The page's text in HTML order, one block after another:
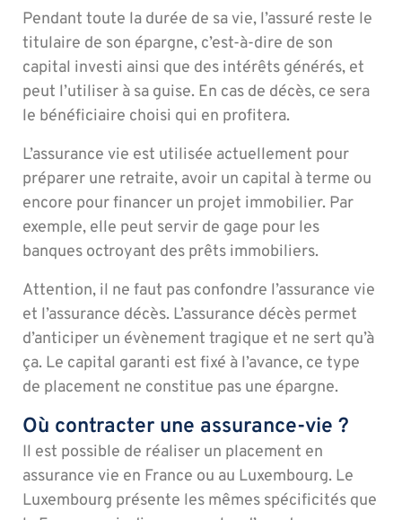
Pendant toute la durée de sa vie, l’assuré reste le
titulaire de son épargne, c’est-à-dire de son
capital investi ainsi que des intérêts générés, et
peut l’utiliser à sa guise. En cas de décès, ce sera
le bénéficiaire choisi qui en profitera.
L’assurance vie est utilisée actuellement pour
préparer une retraite, avoir un capital à terme ou
encore pour financer un projet immobilier. Par
exemple, elle peut servir de gage pour les
banques octroyant des prêts immobiliers.
Attention, il ne faut pas confondre l’assurance vie
et l’assurance décès. L’assurance décès permet
d’anticiper un évènement tragique et ne sert qu’à
ça. Le capital garanti est fixé à l’avance, ce type
de placement ne constitue pas une épargne.
Où contracter une assurance-vie ?
Il est possible de réaliser un placement en
assurance vie en France ou au Luxembourg. Le
Luxembourg présente les mêmes spécificités que